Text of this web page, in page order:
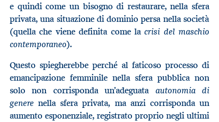
e quindi come un bisogno di restaurare, nella sfera
privata, una situazione di dominio persa nella società
(quella che viene definita come lacrisi del maschio
contemporaneo).
Questo spiegherebbe perché al faticoso processo di
emancipazione femminile nella sfera pubblica non
solo non corrisponda un’adeguata autonomia di
genere nella sfera privata, ma anzi corrisponda un
aumento esponenziale, registrato proprio negli ultimi